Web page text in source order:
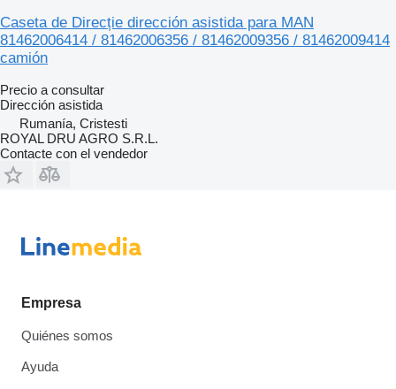
Caseta de Direcție dirección asistida para MAN
81462006414 / 81462006356 / 81462009356 / 81462009414
camión
Precio a consultar
Dirección asistida
Rumanía, Cristesti
ROYAL DRU AGRO S.R.L.
Contacte con el vendedor
Empresa
Quiénes somos
Ayuda